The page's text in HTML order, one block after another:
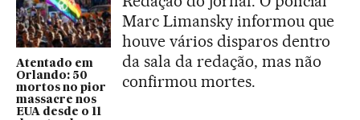
Atentado em
Orlando: 50
mortos no pior
massacre nos
EUA desde o 11
Marc Limansky informou que
houve vários disparos dentro
da sala da redação, mas não
confirmou mortes.